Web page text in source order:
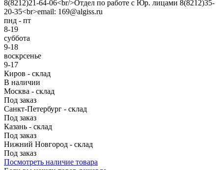
8(8212)21-64-06<br/>Отдел по работе с Юр. лицами 8(8212)35-
20-35<br>email: 169@algiss.ru
пнд - пт
8-19
суббота
9-18
воскрсенье
9-17
Киров - склад
В наличии
Москва - склад
Под заказ
Санкт-Петербург - склад
Под заказ
Казань - склад
Под заказ
Нижний Новгород - склад
Под заказ
Посмотреть наличие товара